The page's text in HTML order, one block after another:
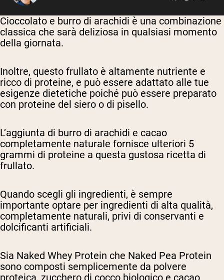
Cioccolato e burro di arachidi è una combinazione
classica che sarà deliziosa in qualsiasi momento
della giornata.
Inoltre, questo frullato è altamente nutriente e
ricco di proteine, e può essere adattato alle tue
esigenze dietetiche poiché può essere preparato
con proteine del siero o di pisello.
L’aggiunta di burro di arachidi e cacao
completamente naturale fornisce ulteriori 5
grammi di proteine a questa gustosa ricetta di
frullato.
Quando scegli gli ingredienti, è sempre
importante optare per ingredienti di alta qualità,
completamente naturali, privi di conservanti e
dolcificanti artificiali.
Sia Naked Whey Protein che Naked Pea Protein
sono composti semplicemente da polvere
proteica, zucchero di cocco biologico e cacao